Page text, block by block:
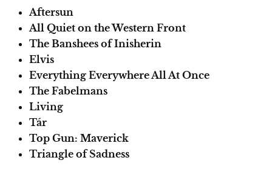
Aftersun
All Quiet on the Western Front
The Banshees of Inisherin
Elvis
Everything Everywhere All At Once
The Fabelmans
Living
Tár
Top Gun: Maverick
Triangle of Sadness